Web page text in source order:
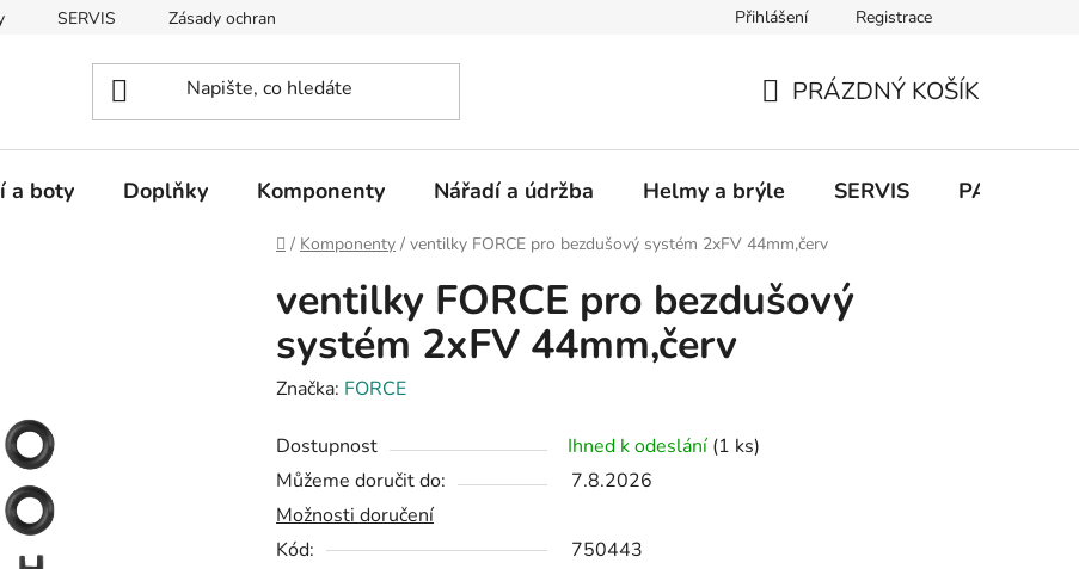
SERVIS Zásady ochrany osobních údajů Přihlášení Registrace
KOŠÍK
PRÁZDNÝ KOŠÍK
a boty Doplňky Komponenty Nářadí a údržba Helmy a brýle SERVIS
Domů
/ Komponenty / ventilky FORCE pro bezdušový systém 2xFV 44mm,červ
ventilky FORCE pro bezdušový
systém 2xFV 44mm,červ
Značka: FORCE
Dostupnost Ihned k odeslání (1 ks)
Můžeme doručit do:
7.8.2026
Možnosti doručení
Kód:
750443